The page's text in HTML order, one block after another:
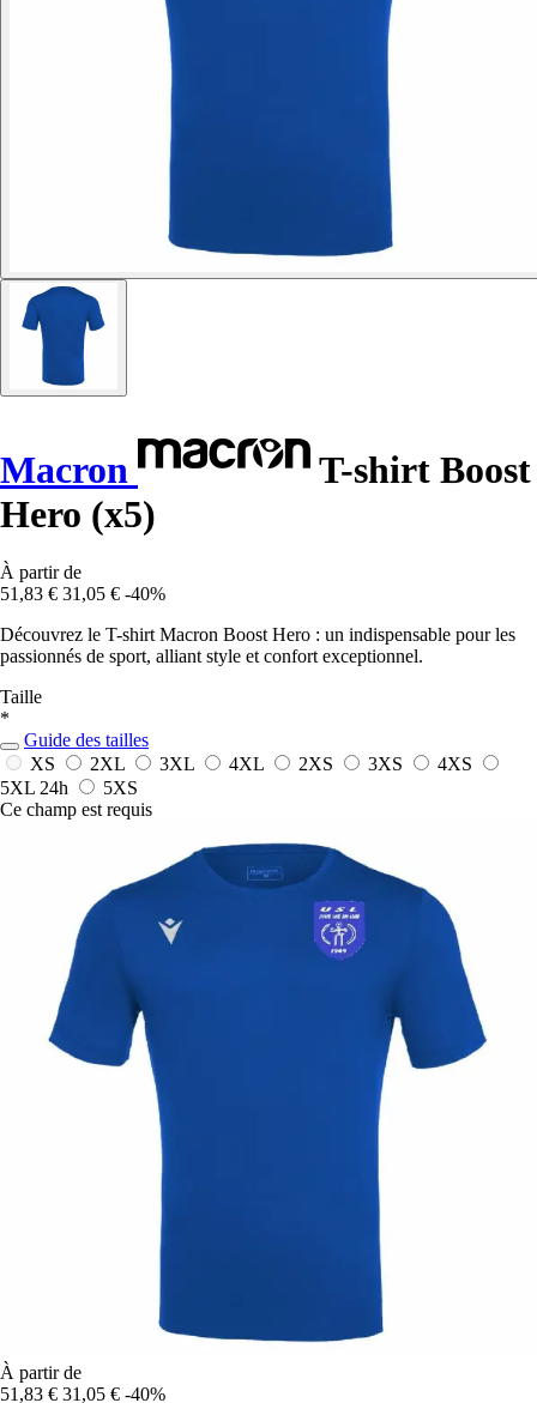
Macron
T-shirt Boost
Hero (x5)
À partir de
51,83 € 31,05 € -40%
Découvrez le T-shirt Macron Boost Hero : un indispensable pour les
passionnés de sport, alliant style et confort exceptionnel.
Taille
*
Guide des tailles
XS
2XL 3XL 4XL 2XS 3XS
4XS
5XL 24h
5XS
Ce champ est requis
À partir de
51,83 € 31,05 € -40%